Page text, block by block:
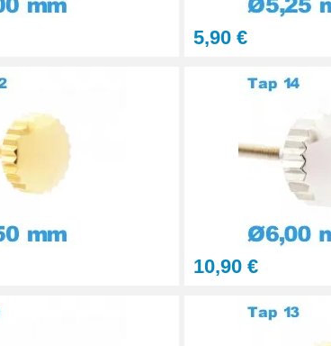
montre pas chère
5,90 €
10,90 €